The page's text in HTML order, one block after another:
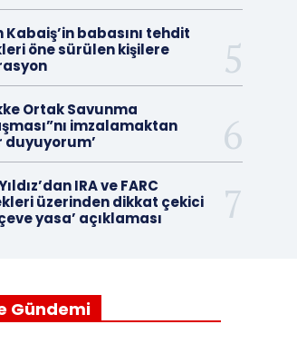
Kabaiş’in babasını tehdit
öne sürülen kişilere
Ortak Savunma
imzalamaktan
duyuyorum’
IRA ve FARC
üzerinden dikkat çekici
yasa’ açıklaması
Gündemi